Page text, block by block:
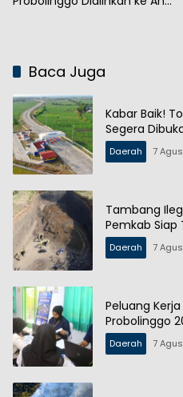
Baca Juga
Kabar Baik!
Segera
Daerah 7
Tambang
Pemkab Siap
Daerah 7
Peluang
Probolinggo
Daerah 7